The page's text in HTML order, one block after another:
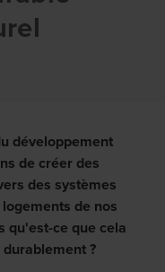
développement
de créer des
des systèmes
de nos
qu'est-ce que cela
?